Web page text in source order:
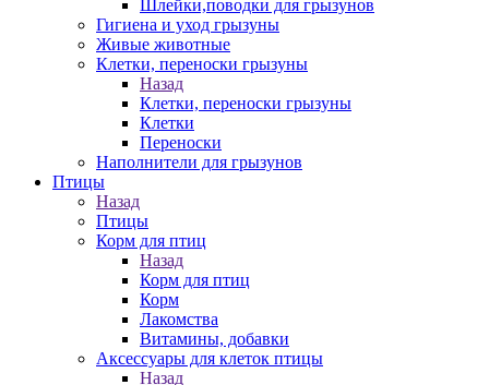
Шлейки,поводки для грызунов
Гигиена и уход грызуны
Живые животные
Клетки, переноски грызуны
Назад
Клетки, переноски грызуны
Клетки
Переноски
Наполнители для грызунов
Птицы
Назад
Птицы
Корм для птиц
Назад
Корм для птиц
Корм
Лакомства
Витамины, добавки
Аксессуары для клеток птицы
Назад